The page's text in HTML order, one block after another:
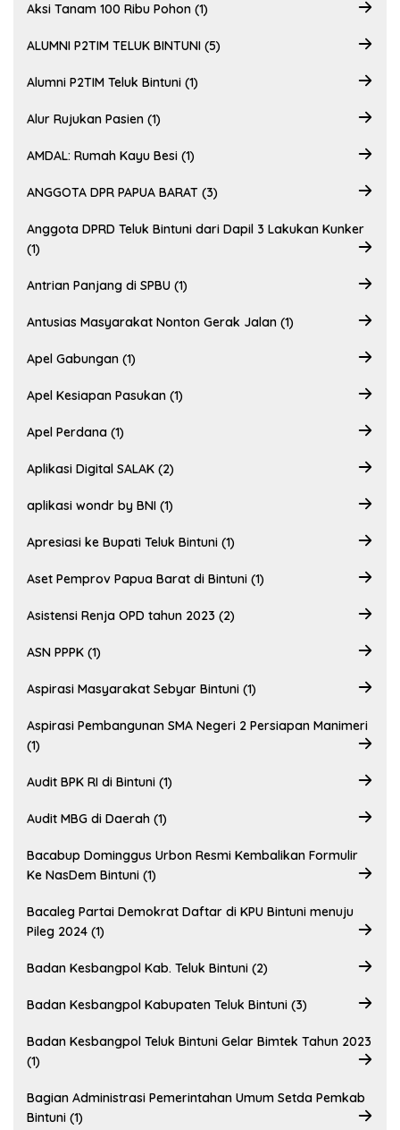
Aksi Tanam 100 Ribu Pohon (1)
ALUMNI P2TIM TELUK BINTUNI (5)
Alumni P2TIM Teluk Bintuni (1)
Alur Rujukan Pasien (1)
AMDAL: Rumah Kayu Besi (1)
ANGGOTA DPR PAPUA BARAT (3)
Anggota DPRD Teluk Bintuni dari Dapil 3 Lakukan Kunker
(1)
Antrian Panjang di SPBU (1)
Antusias Masyarakat Nonton Gerak Jalan (1)
Apel Gabungan (1)
Apel Kesiapan Pasukan (1)
Apel Perdana (1)
Aplikasi Digital SALAK (2)
aplikasi wondr by BNI (1)
Apresiasi ke Bupati Teluk Bintuni (1)
Aset Pemprov Papua Barat di Bintuni (1)
Asistensi Renja OPD tahun 2023 (2)
ASN PPPK (1)
Aspirasi Masyarakat Sebyar Bintuni (1)
Aspirasi Pembangunan SMA Negeri 2 Persiapan Manimeri
(1)
Audit BPK RI di Bintuni (1)
Audit MBG di Daerah (1)
Bacabup Dominggus Urbon Resmi Kembalikan Formulir
Ke NasDem Bintuni (1)
Bacaleg Partai Demokrat Daftar di KPU Bintuni menuju
Pileg 2024 (1)
Badan Kesbangpol Kab. Teluk Bintuni (2)
Badan Kesbangpol Kabupaten Teluk Bintuni (3)
Badan Kesbangpol Teluk Bintuni Gelar Bimtek Tahun 2023
(1)
Bagian Administrasi Pemerintahan Umum Setda Pemkab
Bintuni (1)